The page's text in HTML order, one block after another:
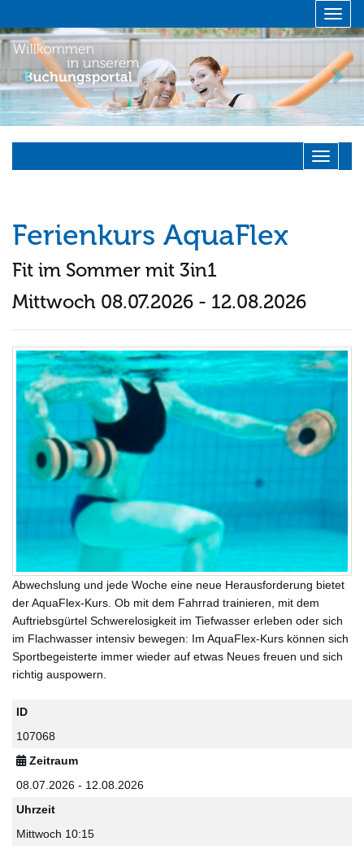
zurück
Ferienkurs AquaFlex
Fit im Sommer mit 3in1
Mittwoch 08.07.2026 - 12.08.2026
Abwechslung und jede Woche eine neue Herausforderung bietet
der AquaFlex-Kurs. Ob mit dem Fahrrad trainieren, mit dem
Auftriebsgürtel Schwerelosigkeit im Tiefwasser erleben oder sich
im Flachwasser intensiv bewegen: Im AquaFlex-Kurs können sich
Sportbegeisterte immer wieder auf etwas Neues freuen und sich
richtig auspowern.
ID
107068
Zeitraum
08.07.2026 - 12.08.2026
Uhrzeit
Mittwoch 10:15